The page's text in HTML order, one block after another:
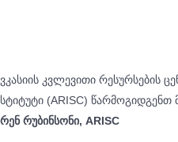
კვლევითი რესურსების
(ARISC) წარმოგიდგენთ
რუბინსონი, ARISC